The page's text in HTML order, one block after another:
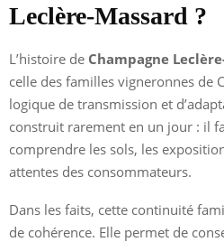
Leclère-Massard ?
L’histoire de Champagne
celle des familles vigneronnes de
logique de transmission et
construit rarement en un jour : il
comprendre les sols, les
attentes des consommateurs.
Dans les faits, cette continuité
de cohérence. Elle permet de